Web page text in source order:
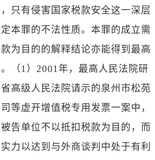
只有侵害国家税款安全这一深层
本罪的不法性质。本罪的成立需
为目的的解释结论亦能得到最高
（1）2001年，最高人民法院研
高级人民法院请示的泉州市松苑
等虚开增值税专用发票一案中，
告单位不以抵扣税款为目的，而
力以达到与外商谈判中处于有利